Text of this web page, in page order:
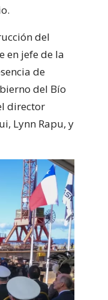
del
en jefe de la
de
del Bío
director
Lynn Rapu, y